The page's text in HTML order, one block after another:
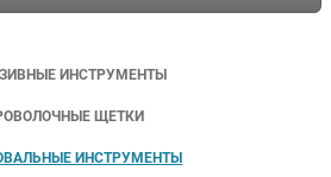
ИНСТРУМЕНТЫ
ЩЕТКИ
ИНСТРУМЕНТЫ